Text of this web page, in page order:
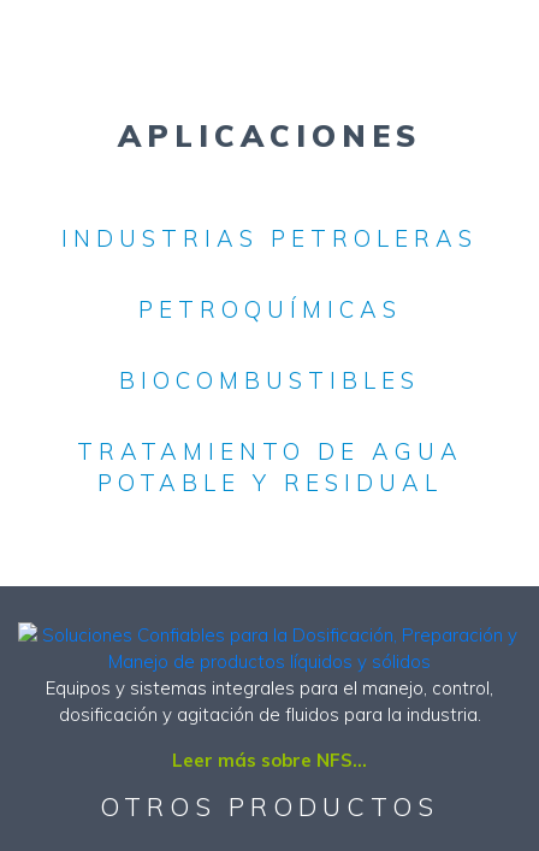
APLICACIONES
INDUSTRIAS PETROLERAS
PETROQUÍMICAS
BIOCOMBUSTIBLES
TRATAMIENTO DE AGUA
POTABLE Y RESIDUAL
Equipos y sistemas integrales para el manejo, control,
dosificación y agitación de fluidos para la industria.
Leer más sobre NFS...
OTROS PRODUCTOS